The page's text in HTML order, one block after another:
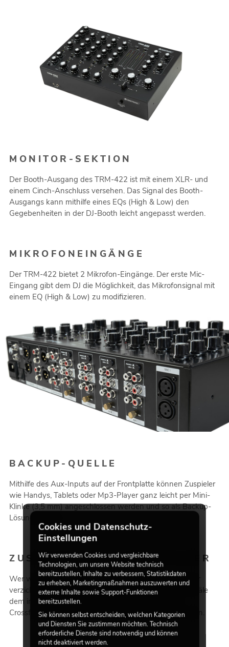
MONITOR-SEKTION
Der Booth-Ausgang des TRM-422 ist mit einem XLR- und
einem Cinch-Anschluss versehen. Das Signal des Booth-
Ausgangs kann mithilfe eines EQs (High & Low) den
Gegebenheiten in der DJ-Booth leicht angepasst werden.
MIKROFONEINGÄNGE
Der TRM-422 bietet 2 Mikrofon-Eingänge. Der erste Mic-
Eingang gibt dem DJ die Möglichkeit, das Mikrofonsignal mit
einem EQ (High & Low) zu modifizieren.
BACKUP-QUELLE
Mithilfe des Aux-Inputs auf der Frontplatte können Zuspieler
wie Handys, Tablets oder Mp3-Player ganz leicht per Mini-
Klinke (3,5 mm) angeschlossen werden und so als Backup-
Lösung dienen.
ZUSCHALTBARER CROSSFADER
Wer während seines DJ-Sets nicht auf einen Crossfader
verzichten möchte, hat die Möglichkeit, jeden der 4 Kanäle
dem integrierten Crossfader zuzuweisen. Wird der
Crossfader nicht benutzt, lässt er sich einfach abschalten.
Cookies und Datenschutz-
Einstellungen
Wir verwenden Cookies und vergleichbare
Technologien, um unsere Website technisch
bereitzustellen, Inhalte zu verbessern, Statistikdaten
zu erheben, Marketingmaßnahmen auszuwerten und
externe Inhalte sowie Support-Funktionen
bereitzustellen.
Sie können selbst entscheiden, welchen Kategorien
und Diensten Sie zustimmen möchten. Technisch
erforderliche Dienste sind notwendig und können
nicht deaktiviert werden.